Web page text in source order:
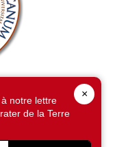
×
notre lettre
de la Terre